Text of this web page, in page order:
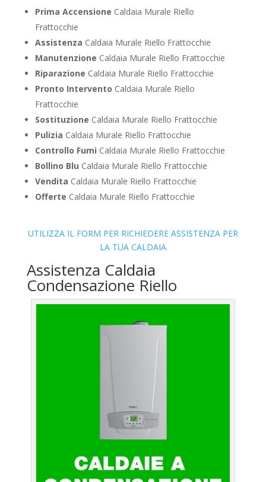
Prima Accensione Caldaia Murale Riello
Frattocchie
Assistenza Caldaia Murale Riello Frattocchie
Manutenzione Caldaia Murale Riello Frattocchie
Riparazione Caldaia Murale Riello Frattocchie
Pronto Intervento Caldaia Murale Riello
Frattocchie
Sostituzione Caldaia Murale Riello Frattocchie
Pulizia Caldaia Murale Riello Frattocchie
Controllo Fumi Caldaia Murale Riello Frattocchie
Bollino Blu Caldaia Murale Riello Frattocchie
Vendita Caldaia Murale Riello Frattocchie
Offerte Caldaia Murale Riello Frattocchie
UTILIZZA IL FORM PER RICHIEDERE ASSISTENZA PER
LA TUA CALDAIA
Assistenza Caldaia
Condensazione Riello